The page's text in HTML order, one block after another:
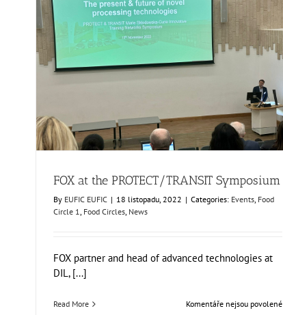
FOX at the PROTECT/TRANSIT Symposium
Events
FOX at the PROTECT/TRANSIT Symposium
By EUFIC EUFIC | 18 listopadu, 2022 | Categories: Events, Food
Circle 1, Food Circles, News
FOX partner and head of advanced technologies at
DIL, [...]
Read More Komentáře nejsou povolenéu